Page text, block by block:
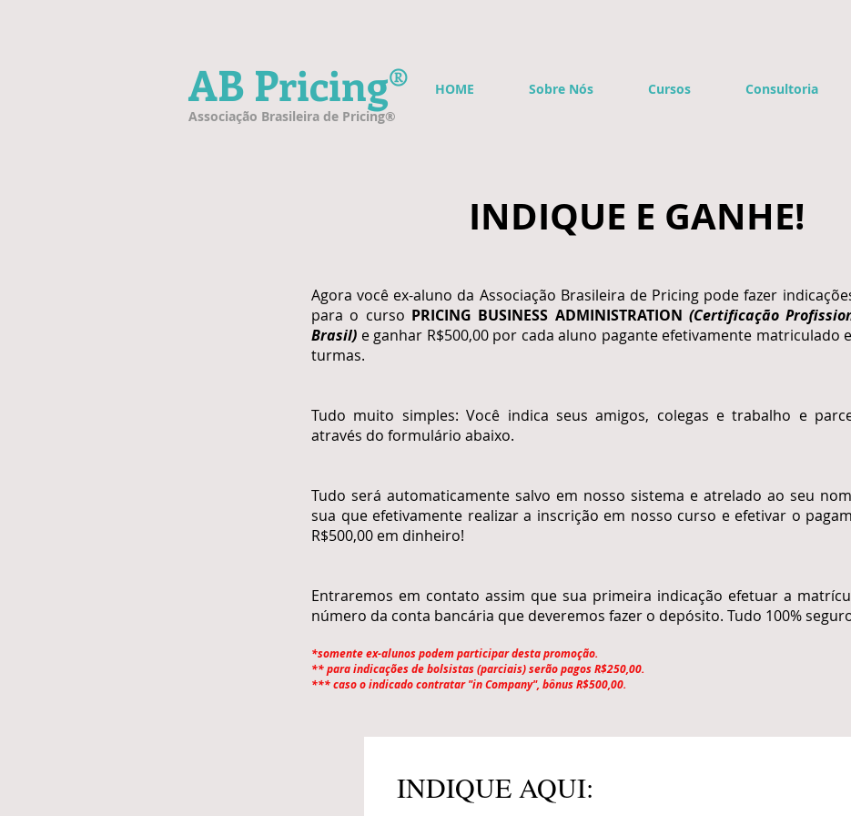
AB Pricing®
Associação Brasileira de Pricing®
HOME Sobre Nós Cursos Consultoria
INDIQUE E GANHE!
Agora você ex-aluno da Associação Brasileira de Pricing pode fazer
para o curso PRICING BUSINESS ADMINISTRATION (Certificação
Brasil) e ganhar R$500,00 por cada aluno pagante efetivamente matriculado
turmas.
Tudo muito simples: Você indica seus amigos, colegas e trabalho e
através do formulário abaixo.
Tudo será automaticamente salvo em nosso sistema e atrelado ao seu
sua que efetivamente realizar a inscrição em nosso curso e efetivar o
R$500,00 em dinheiro!
Entraremos em contato assim que sua primeira indicação efetuar a
número da conta bancária que deveremos fazer o depósito. Tudo 100%
*somente ex-alunos podem participar desta promoção.
** para indicações de bolsistas (parciais) serão pagos R$250,00.
*** caso o indicado contratar "in Company", bônus R$500,00.
INDIQUE AQUI: